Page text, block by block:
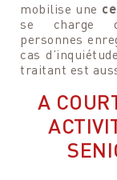
mobilise une
se charge
personnes
cas
traitant est
A
Votre n° de
Votre n° de